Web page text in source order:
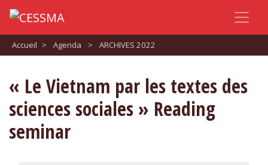
Accueil > Agenda > ARCHIVES 2022
« Le Vietnam par les textes des
sciences sociales » Reading
seminar